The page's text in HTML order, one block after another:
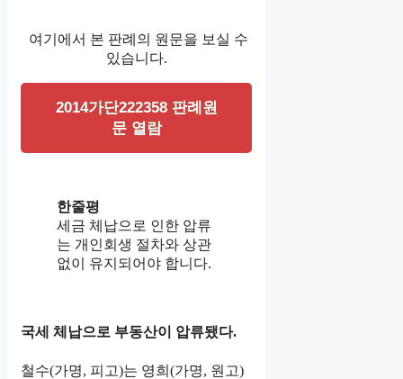
여기에서 본 판례의 원문을 보실 수
있습니다.
2014가단222358 판례원
문 열람
한줄평
세금 체납으로 인한 압류
는 개인회생 절차와 상관
없이 유지되어야 합니다.
국세 체납으로 부동산이 압류됐다.
철수(가명, 피고)는 영희(가명, 원고)